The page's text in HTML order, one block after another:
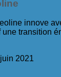
innove
transition
2021